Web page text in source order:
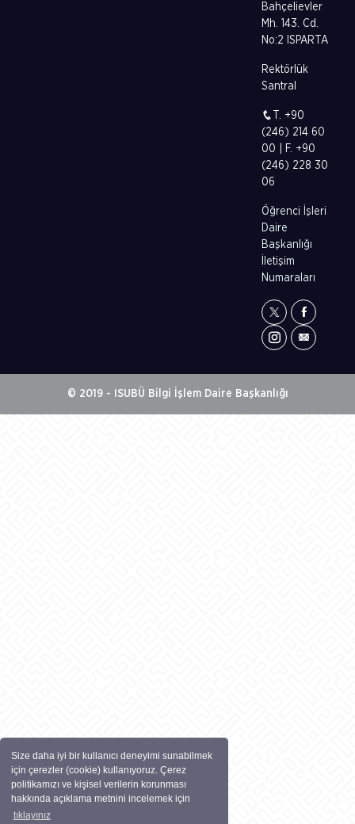
Size daha iyi bir kullanıcı deneyimi sunabilmek
için çerezler (cookie) kullanıyoruz. Çerez
politikamızı ve kişisel verilerin korunması
hakkında açıklama metnini incelemek için
tıklayınız
Bahçelievler
Mh. 143. Cd.
No:2 ISPARTA
Rektörlük
Santral
T. +90
(246) 214 60
00 | F. +90
(246) 228 30
06
Öğrenci İşleri
Daire
Başkanlığı
İletişim
Numaraları
© 2019 - ISUBÜ Bilgi İşlem Daire Başkanlığı